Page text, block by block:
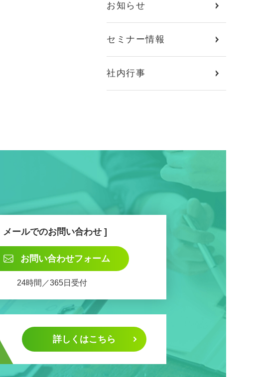
お知らせ
セミナー情報
社内行事
メールでのお問い合わせ
お問い合わせフォーム
24時間／365日受付
詳しくはこちら